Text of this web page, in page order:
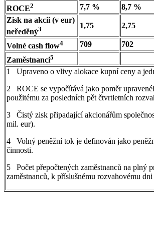
ROCE2 7,7 %
8,7 %
Zisk na akcii (v eur)
neředěný3 1,75 2,75
Volné cash flow4 709 702
Zaměstnanci5
1 Upraveno o vlivy alokace kupní ceny a
2 ROCE se vypočítává jako poměr
použitému za posledních pět čtvrtletních
3 Čistý zisk připadající akcionářům
mil. eur).
4 Volný peněžní tok je definován jako
činnosti.
5 Počet přepočtených zaměstnanců na plný
zaměstnanců, k příslušnému rozvahovému